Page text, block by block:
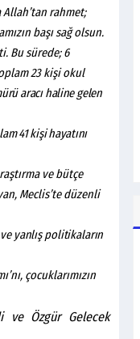
rahmet;
başı sağ olsun.
Bu sürede; 6
23 kişi okul
aracı haline gelen
41kişi hayatını
ve bütçe
Meclis’te düzenli
ve yanlış politikaların
çocuklarımızın
ve Özgür Gelecek